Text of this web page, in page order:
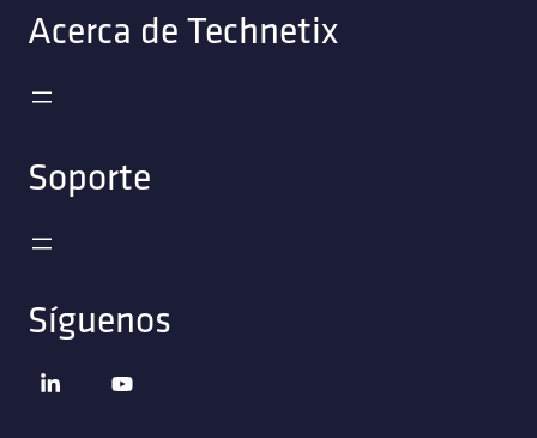
Acerca de Technetix
Soporte
Síguenos